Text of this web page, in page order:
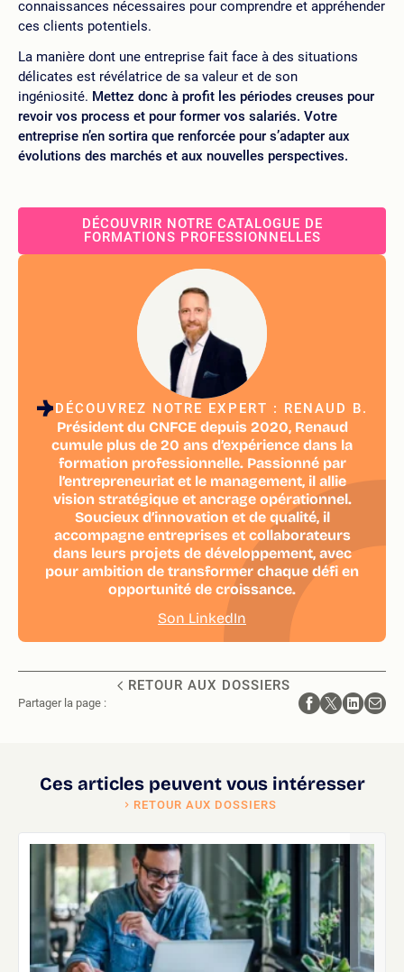
connaissances nécessaires pour comprendre et appréhender
ces clients potentiels.
La manière dont une entreprise fait face à des situations
délicates est révélatrice de sa valeur et de son
ingéniosité. Mettez donc à profit les périodes creuses pour
revoir vos process et pour former vos salariés. Votre
entreprise n’en sortira que renforcée pour s’adapter aux
évolutions des marchés et aux nouvelles perspectives.
DÉCOUVRIR NOTRE CATALOGUE DE
FORMATIONS PROFESSIONNELLES
DÉCOUVREZ NOTRE EXPERT : RENAUD B.
Président du CNFCE depuis 2020, Renaud
cumule plus de 20 ans d’expérience dans la
formation professionnelle. Passionné par
l’entrepreneuriat et le management, il allie
vision stratégique et ancrage opérationnel.
Soucieux d’innovation et de qualité, il
accompagne entreprises et collaborateurs
dans leurs projets de développement, avec
pour ambition de transformer chaque défi en
opportunité de croissance.
Son LinkedIn
RETOUR AUX DOSSIERS
Partager la page :
Ces articles peuvent vous intéresser
RETOUR AUX DOSSIERS